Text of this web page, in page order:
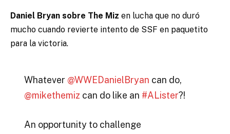
Daniel Bryan sobre The Miz en lucha que no duró
mucho cuando revierte intento de SSF en paquetito
para la victoria.
Whatever @WWEDanielBryan can do,
@mikethemiz can do like an #ALister?!
An opportunity to challenge